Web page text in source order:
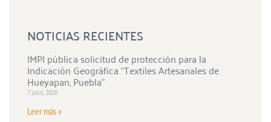
NOTICIAS RECIENTES
IMPI pública solicitud de protección para la
Indicación Geográfica “Textiles Artesanales de
Hueyapan, Puebla”
7 julio, 2026
Leer más »